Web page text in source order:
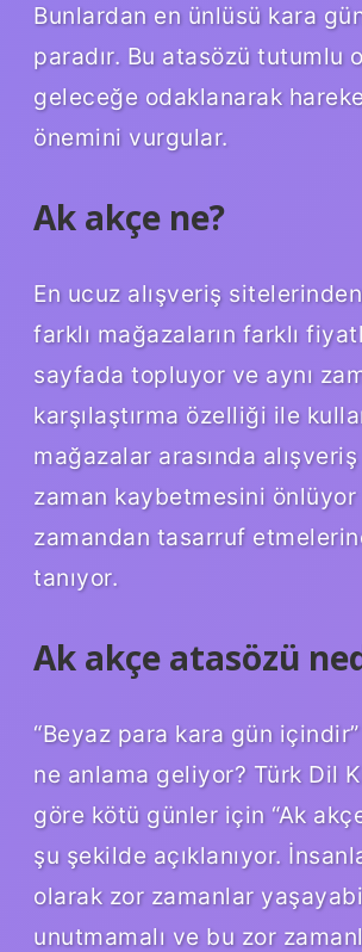
Bunlardan en ünlüsü kara
paradır. Bu atasözü tutumlu
geleceğe odaklanarak
önemini vurgular.
Ak akçe ne?
En ucuz alışveriş
farklı mağazaların farklı
sayfada topluyor ve aynı
karşılaştırma özelliği ile
mağazalar arasında
zaman kaybetmesini önlüyor
zamandan tasarruf
tanıyor.
Ak akçe atasözü
“Beyaz para kara gün
ne anlama geliyor? Türk Dil
göre kötü günler için “Ak
şu şekilde açıklanıyor.
olarak zor zamanlar
unutmamalı ve bu zor